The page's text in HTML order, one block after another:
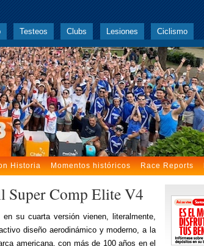
Testeos Clubs Lesiones Ciclismo
Historia Momentos históricos Race Reports
Super Comp Elite V4
en su cuarta versión vienen, literalmente,
diseño aerodinámico y moderno, a la
americana, con más de 100 años en el